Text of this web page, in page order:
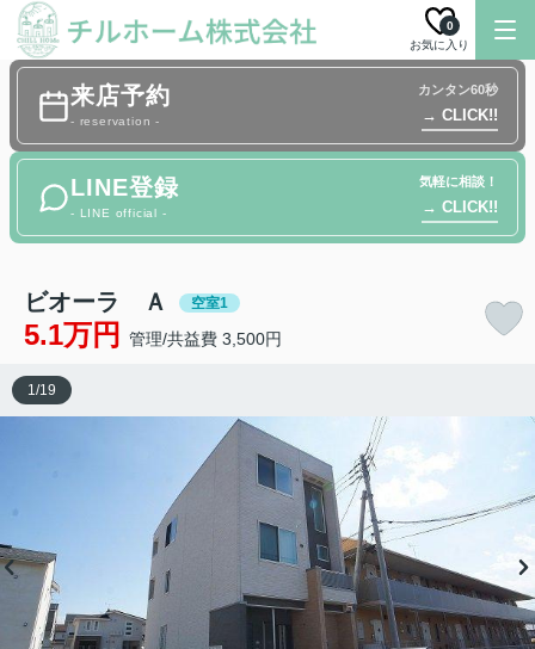
お気に入り
0
来店予約
- reservation -
カンタン60秒
→ CLICK!!
LINE登録
- LINE official -
気軽に相談！
→ CLICK!!
ビオーラ Ａ 空室1
5.1万円 管理/共益費 3,500円
1/19